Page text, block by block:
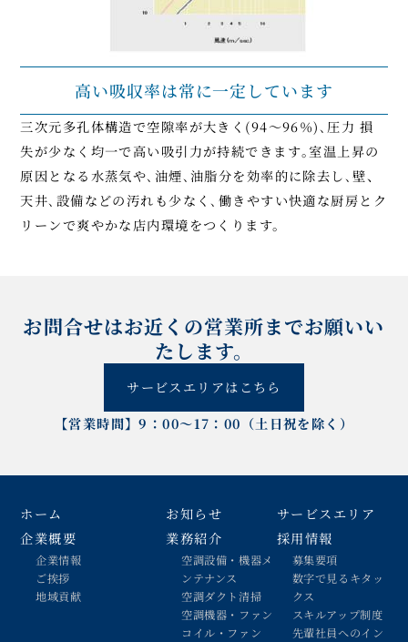
高い吸収率は常に一定しています
三次元多孔体構造で空隙率が大きく(94～96％)､圧力 損
失が少なく均一で高い吸引力が持続できます｡室温上昇の
原因となる水蒸気や､油煙､油脂分を効率的に除去し､壁、
天井､設備などの汚れも少なく､働きやすい快適な厨房とク
リーンで爽やかな店内環境をつくります。
お問合せはお近くの営業所までお願いい
たします。
サービスエリアはこちら
【営業時間】9：00～17：00（土日祝を除く）
ホーム
企業概要
企業情報
ご挨拶
地域貢献
お知らせ
業務紹介
空調設備・機器メ
ンテナンス
空調ダクト清掃
空調機器・ファン
コイル・ファン
サービスエリア
採用情報
募集要項
数字で見るキタッ
クス
スキルアップ制度
先輩社員へのイン